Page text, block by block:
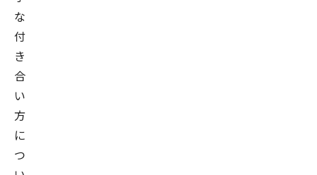
な
付
き
合
い
方
に
つ